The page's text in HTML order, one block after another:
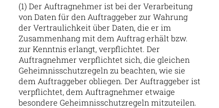
(1) Der Auftragnehmer ist bei der Verarbeitung
von Daten für den Auftraggeber zur Wahrung
der Vertraulichkeit über Daten, die er im
Zusammenhang mit dem Auftrag erhält bzw.
zur Kenntnis erlangt, verpflichtet. Der
Auftragnehmer verpflichtet sich, die gleichen
Geheimnisschutzregeln zu beachten, wie sie
dem Auftraggeber obliegen. Der Auftraggeber ist
verpflichtet, dem Auftragnehmer etwaige
besondere Geheimnisschutzregeln mitzuteilen.